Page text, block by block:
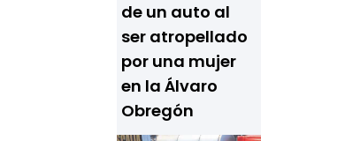
de un auto al
ser atropellado
por una mujer
en la Álvaro
Obregón